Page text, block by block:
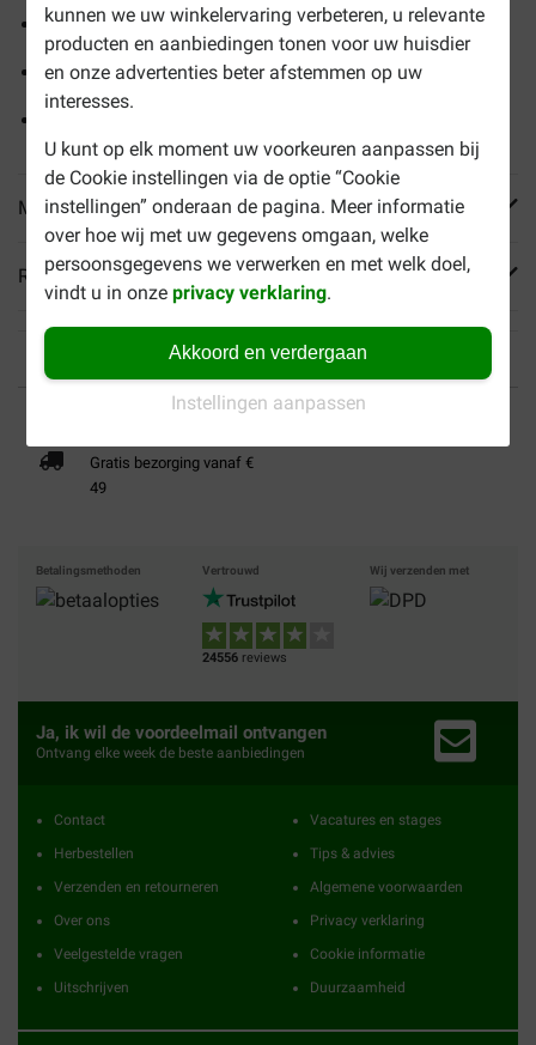
kunnen we uw winkelervaring verbeteren, u relevante
producten en aanbiedingen tonen voor uw huisdier
en onze advertenties beter afstemmen op uw
interesses.
U kunt op elk moment uw voorkeuren aanpassen bij
de Cookie instellingen via de optie “Cookie
instellingen” onderaan de pagina. Meer informatie
over hoe wij met uw gegevens omgaan, welke
persoonsgegevens we verwerken en met welk doel,
vindt u in onzeprivacy verklaring.
Akkoord en verdergaan
Instellingen aanpassen
Verlaagd vetgehalte
Rijk aan omega-3 vetzuren en vezels
Meer informatie
Reviews
Tot 40% goedkoper Veilig betalen
Gratis bezorging vanaf €
49
Betalingsmethoden Vertrouwd
24556 reviews
Wij verzenden met
Ja, ik wil de voordeelmail ontvangen
Ontvang elke week de beste aanbiedingen
Contact
Herbestellen
Verzenden en retourneren
Over ons
Veelgestelde vragen
Uitschrijven
Vacatures en stages
Tips & advies
Algemene voorwaarden
Privacy verklaring
Cookie informatie
Duurzaamheid